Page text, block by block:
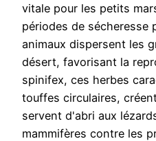
vitale pour les petits
périodes de sécheresse
animaux dispersent les
désert, favorisant la
spinifex, ces herbes
touffes circulaires,
servent d'abri aux
mammifères contre les